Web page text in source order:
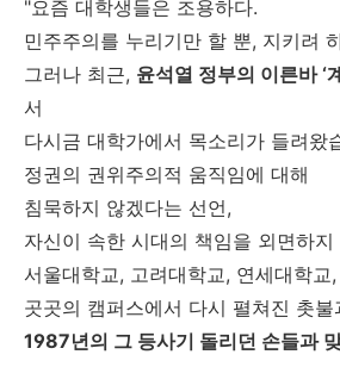
"요즘 대학생들은 조용하다.
민주주의를 누리기만 할 뿐, 지키려
그러나 최근, 윤석열 정부의 이른바 ‘
서
다시금 대학가에서 목소리가 들려왔
정권의 권위주의적 움직임에 대해
침묵하지 않겠다는 선언,
자신이 속한 시대의 책임을 외면하
서울대학교, 고려대학교, 연세대학교
곳곳의 캠퍼스에서 다시 펼쳐진 촛불
1987년의 그 등사기 돌리던 손들과